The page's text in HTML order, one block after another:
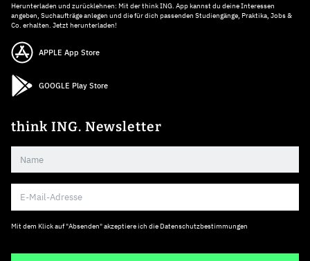
Herunterladen und zurücklehnen: Mit der think ING. App kannst du deine Interessen
angeben, Suchaufträge anlegen und die für dich passenden Studiengänge, Praktika, Jobs &
Co. erhalten. Jetzt herunterladen!
APPLE App Store
GOOGLE Play Store
think ING. Newsletter
Mit dem Klick auf "Absenden" akzeptiere ich die Datenschutzbestimmungen